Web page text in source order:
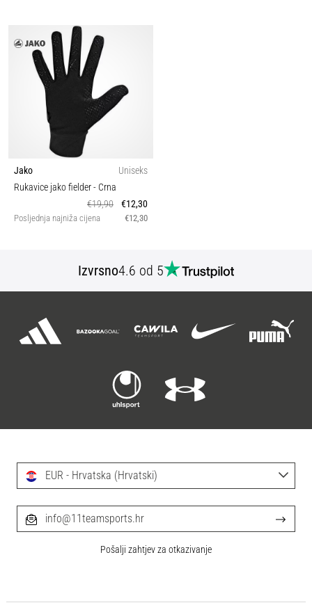
Jako
Uniseks
Rukavice jako fielder- Crna
€19,90
€12,30
Posljednja najniža cijena €12,30
Izvrsno4.6 od 5
EUR - Hrvatska (Hrvatski)
info@11teamsports.hr
Pošalji zahtjev za otkazivanje